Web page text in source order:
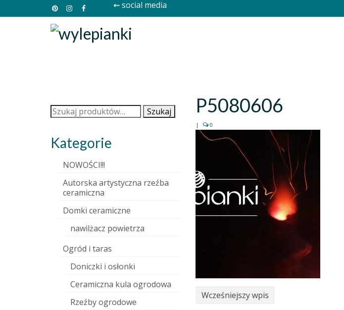
⇜ social media
P5080606
| 0
Wcześniejszy wpis
Szukaj: Szukaj
Kategorie
NOWOŚCI!!!
Autorska artystyczna rzeźba
ceramiczna
Domki ceramiczne
nawilżacz powietrza
Ogród i taras
Doniczki i osłonki
Ceramiczna kula ogrodowa
Rzeźby ogrodowe